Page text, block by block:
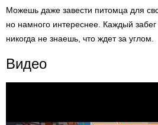
Можешь даже завести питомца для
но намного интереснее. Каждый
никогда не знаешь, что ждет за углом.
Видео